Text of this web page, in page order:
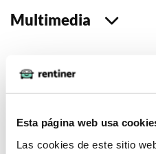
Esta página web usa
Las cookies de este sitio
Multimedia
Extras